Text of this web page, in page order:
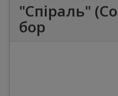
"Спіраль"
бор